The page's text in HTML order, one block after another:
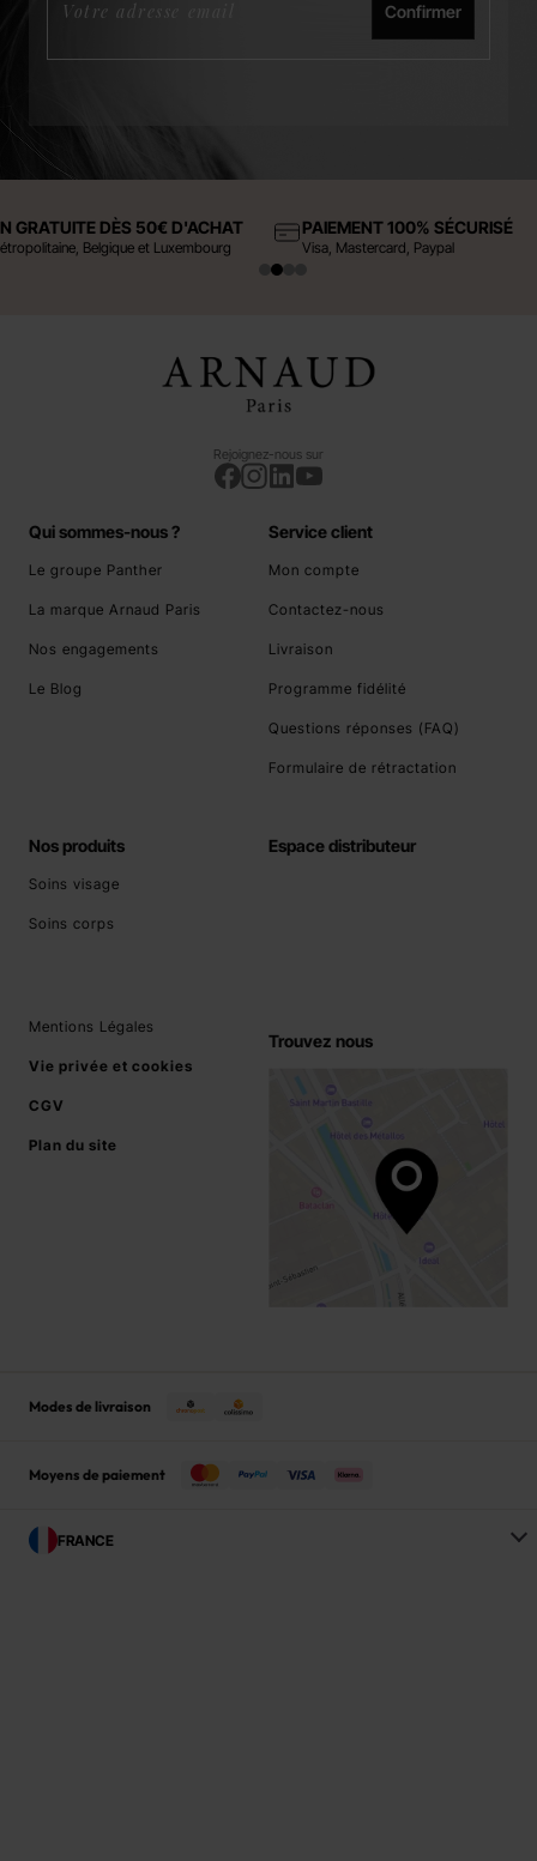
Confirmer
GRATUITE DÈS 50€ D'ACHAT
Belgique et Luxembourg
PAIEMENT 100% SÉCURISÉ
Visa, Mastercard, Paypal
Rejoignez-nous sur
Qui sommes-nous ?
Le groupe Panther
La marque Arnaud Paris
Nos engagements
Le Blog
Nos produits
Soins visage
Soins corps
Service client
Mon compte
Contactez-nous
Livraison
Programme fidélité
Questions réponses (FAQ)
Formulaire de rétractation
Espace distributeur
Mentions Légales
Vie privée et cookies
CGV
Plan du site
Trouvez nous
Modes de livraison
Moyens de paiement
FRANCE